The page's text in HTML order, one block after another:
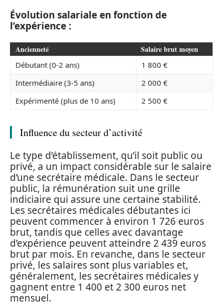
Évolution salariale en fonction de
l’expérience :
Ancienneté Salaire brut moyen
Débutant (0-2 ans)
1 800 €
Intermédiaire (3-5 ans)
2 000 €
Expérimenté (plus de 10 ans)
2 500 €
Influence du secteur d’activité
Le type d’établissement, qu’il soit public ou
privé, a un impact considérable sur le salaire
d’une secrétaire médicale. Dans le secteur
public, la rémunération suit une grille
indiciaire qui assure une certaine stabilité.
Les secrétaires médicales débutantes ici
peuvent commencer à environ 1 726 euros
brut, tandis que celles avec davantage
d’expérience peuvent atteindre 2 439 euros
brut par mois. En revanche, dans le secteur
privé, les salaires sont plus variables et,
généralement, les secrétaires médicales y
gagnent entre 1 400 et 2 300 euros net
mensuel.